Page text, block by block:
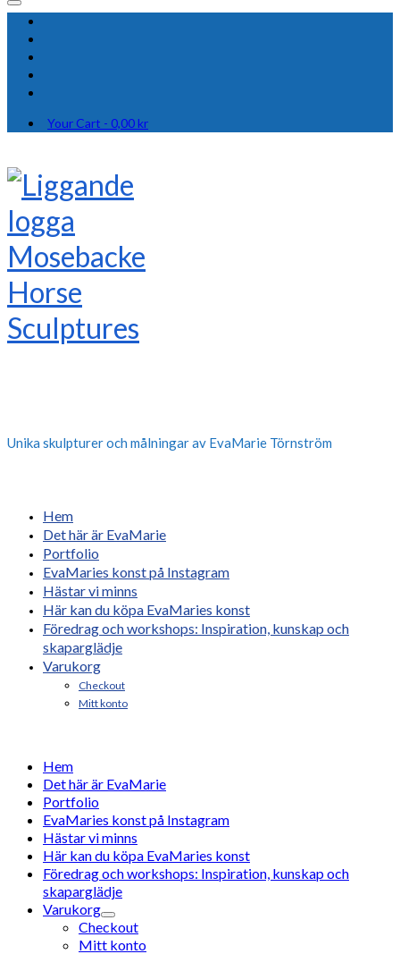
Your Cart - 0,00kr
Unika skulpturer och målningar av EvaMarie Törnström
Hem
Det här är EvaMarie
Portfolio
EvaMaries konst på Instagram
Hästar vi minns
Här kan du köpa EvaMaries konst
Föredrag och workshops: Inspiration, kunskap och
skaparglädje
Varukorg
Checkout
Mitt konto
Hem
Det här är EvaMarie
Portfolio
EvaMaries konst på Instagram
Hästar vi minns
Här kan du köpa EvaMaries konst
Föredrag och workshops: Inspiration, kunskap och
skaparglädje
Varukorg
Checkout
Mitt konto